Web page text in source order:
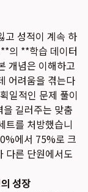
고 성적이 계속 하
의 **학습 데이터
개념은 이해하고
어려움을 겪는다
일적인 문제 풀이
길러주는 맞춤
트를 처방했습니
에서 75%로 크
다른 단원에서도
성장